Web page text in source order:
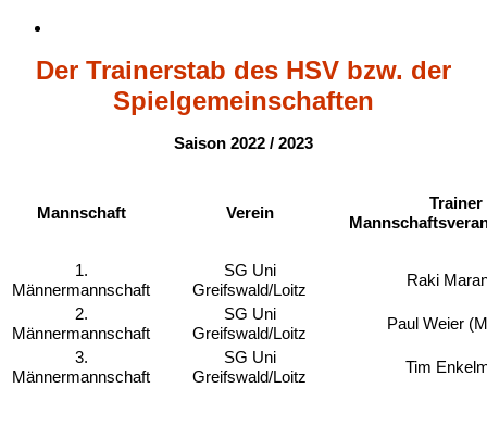
Der Trainerstab des HSV bzw. der
Spielgemeinschaften
Saison 2022 / 2023
Mannschaft Verein
Trainer
1.
Männermannschaft
SG Uni
Greifswald/Loitz
Raki
2.
Männermannschaft
SG Uni
Greifswald/Loitz
Paul Weier
3.
Männermannschaft
SG Uni
Greifswald/Loitz
Tim